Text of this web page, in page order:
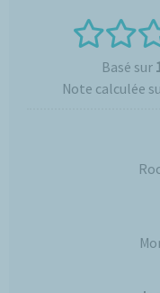
Basé sur
Note calculée